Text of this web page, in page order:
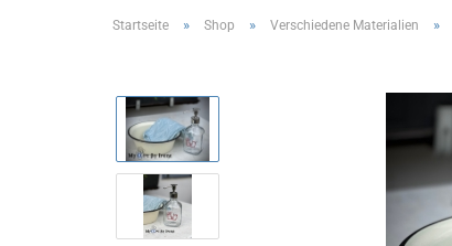
Startseite » Shop » Verschiedene Materialien »